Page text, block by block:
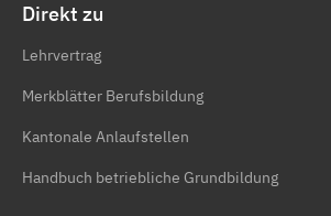
Direkt zu
Lehrvertrag
Merkblätter Berufsbildung
Kantonale Anlaufstellen
Handbuch betriebliche Grundbildung